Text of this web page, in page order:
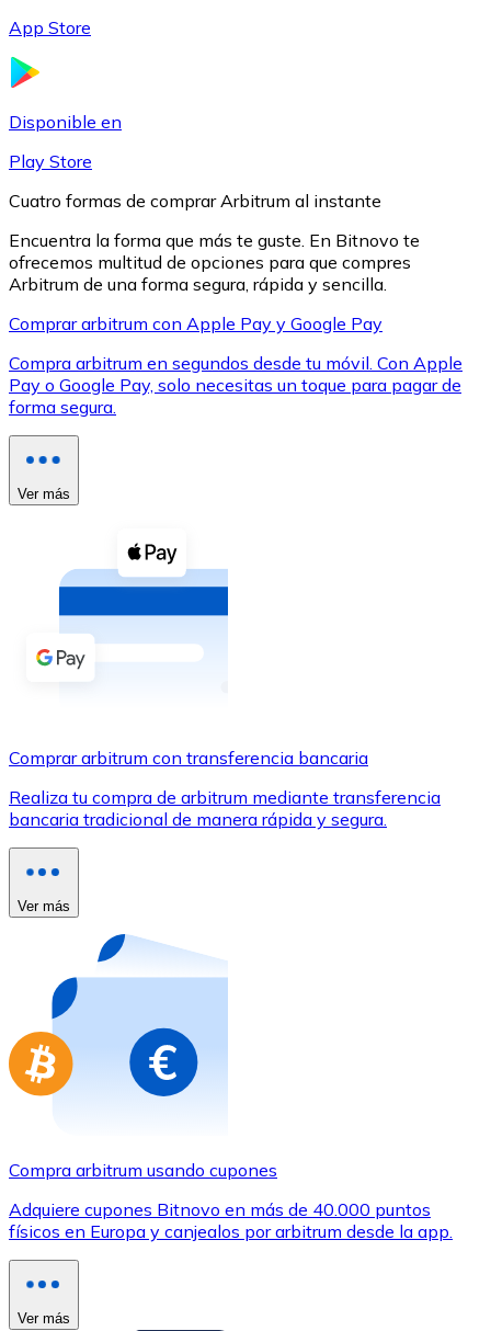
XRP
XRP
Ver todo
Compra criptomonedas con efectivo en tu tienda más
Comprar con efectivo
Transferencia SEPA
Utiliza tarjetas Visa y Mastercard para comprar
Comprar con tarjeta
Compra tarjetas regalo de tus marcas favoritas con
Ir a la tienda de tarjetas regalo
App Store
Disponible en
Play Store
Cuatro formas de comprar Arbitrum al instante
Encuentra la forma que más te guste. En Bitnovo te
ofrecemos multitud de opciones para que compres
Arbitrum de una forma segura, rápida y sencilla.
Comprar arbitrum con Apple Pay y Google Pay
Compra arbitrum en segundos desde tu móvil. Con Apple
Pay o Google Pay, solo necesitas un toque para pagar de
forma segura.
Ver más
Comprar arbitrum con transferencia bancaria
Realiza tu compra de arbitrum mediante transferencia
bancaria tradicional de manera rápida y segura.
Ver más
Compra arbitrum usando cupones
Adquiere cupones Bitnovo en más de 40.000 puntos
físicos en Europa y canjealos por arbitrum desde la app.
Ver más